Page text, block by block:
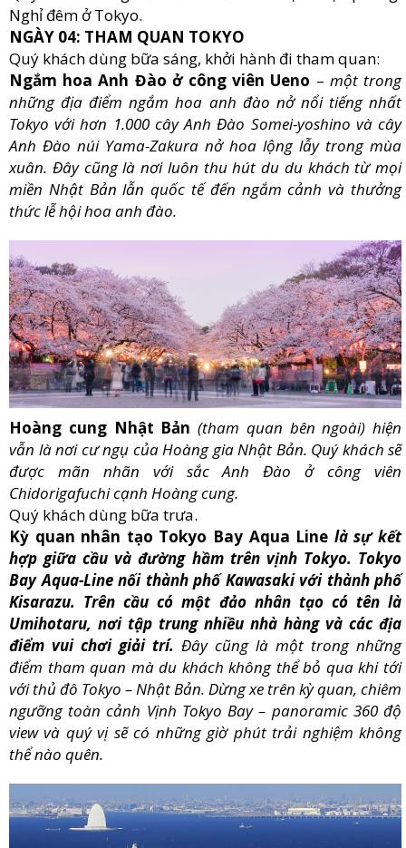
Nghỉ đêm ở Tokyo.
NGÀY 04: THAM QUAN TOKYO
Quý khách dùng bữa sáng, khởi hành đi tham quan:
Ngắm hoa Anh Đào ở công viên Ueno – một trong
những địa điểm ngắm hoa anh đào nở nổi tiếng nhất
Tokyo với hơn 1.000 cây Anh Đào Somei-yoshino và cây
Anh Đào núi Yama-Zakura nở hoa lộng lẫy trong mùa
xuân. Đây cũng là nơi luôn thu hút du du khách từ mọi
miền Nhật Bản lẫn quốc tế đến ngắm cảnh và thưởng
thức lễ hội hoa anh đào.
Hoàng cung Nhật Bản (tham quan bên ngoài) hiện
vẫn là nơi cư ngụ của Hoàng gia Nhật Bản. Quý khách sẽ
được mãn nhãn với sắc Anh Đào ở công viên
Chidorigafuchi cạnh Hoàng cung.
Quý khách dùng bữa trưa.
Kỳ quan nhân tạo Tokyo Bay Aqua Line là sự kết
hợp giữa cầu và đường hầm trên vịnh Tokyo. Tokyo
Bay Aqua-Line nối thành phố Kawasaki với thành phố
Kisarazu. Trên cầu có một đảo nhân tạo có tên là
Umihotaru, nơi tập trung nhiều nhà hàng và các địa
điểm vui chơi giải trí. Đây cũng là một trong những
điểm tham quan mà du khách không thể bỏ qua khi tới
với thủ đô Tokyo – Nhật Bản. Dừng xe trên kỳ quan, chiêm
ngưỡng toàn cảnh Vịnh Tokyo Bay – panoramic 360 độ
view và quý vị sẽ có những giờ phút trải nghiệm không
thể nào quên.